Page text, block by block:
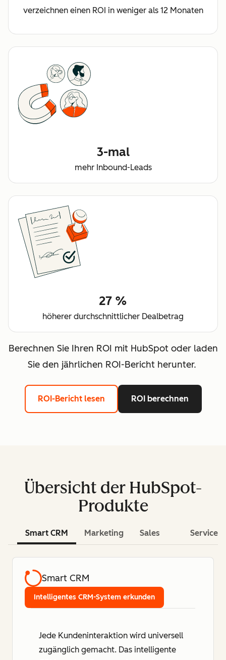
verzeichnen einen ROI in weniger als 12 Monaten
3-mal
mehr Inbound-Leads
27 %
höherer durchschnittlicher Dealbetrag
Berechnen Sie Ihren ROI mit HubSpot oder laden
Sie den jährlichen ROI-Bericht herunter.
ROI-Bericht lesen ROI berechnen
Übersicht der HubSpot-
Produkte
Smart CRM Marketing Sales Service
Smart CRM
Jede Kundeninteraktion wird universell
zugänglich gemacht. Das intelligente
Intelligentes CRM-System erkunden